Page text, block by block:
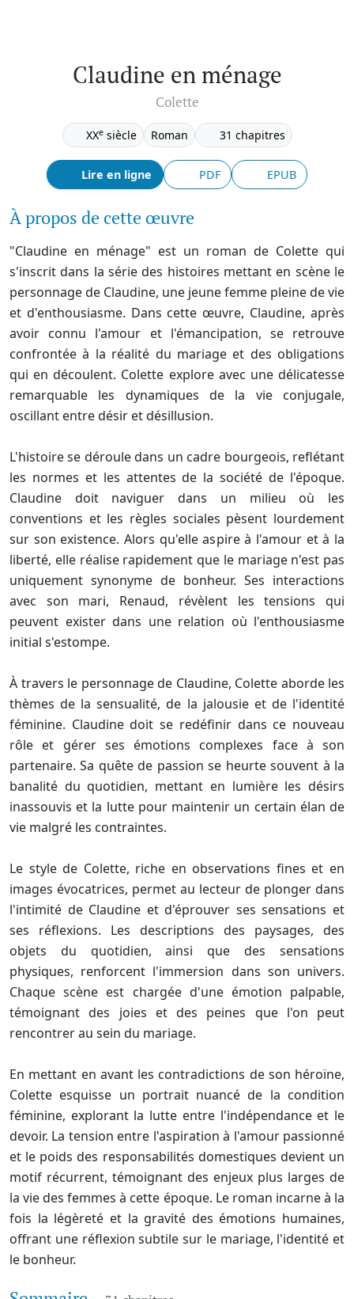
Claudine en ménage
Colette
XXe siècle Roman 31 chapitres
Lire en ligne PDF EPUB
À propos de cette œuvre
"Claudine en ménage" est un roman de Colette qui
s'inscrit dans la série des histoires mettant en scène le
personnage de Claudine, une jeune femme pleine de vie
et d'enthousiasme. Dans cette œuvre, Claudine, après
avoir connu l'amour et l'émancipation, se retrouve
confrontée à la réalité du mariage et des obligations
qui en découlent. Colette explore avec une délicatesse
remarquable les dynamiques de la vie conjugale,
oscillant entre désir et désillusion.
L'histoire se déroule dans un cadre bourgeois, reflétant
les normes et les attentes de la société de l'époque.
Claudine doit naviguer dans un milieu où les
conventions et les règles sociales pèsent lourdement
sur son existence. Alors qu'elle aspire à l'amour et à la
liberté, elle réalise rapidement que le mariage n'est pas
uniquement synonyme de bonheur. Ses interactions
avec son mari, Renaud, révèlent les tensions qui
peuvent exister dans une relation où l'enthousiasme
initial s'estompe.
À travers le personnage de Claudine, Colette aborde les
thèmes de la sensualité, de la jalousie et de l'identité
féminine. Claudine doit se redéfinir dans ce nouveau
rôle et gérer ses émotions complexes face à son
partenaire. Sa quête de passion se heurte souvent à la
banalité du quotidien, mettant en lumière les désirs
inassouvis et la lutte pour maintenir un certain élan de
vie malgré les contraintes.
Le style de Colette, riche en observations fines et en
images évocatrices, permet au lecteur de plonger dans
l'intimité de Claudine et d'éprouver ses sensations et
ses réflexions. Les descriptions des paysages, des
objets du quotidien, ainsi que des sensations
physiques, renforcent l'immersion dans son univers.
Chaque scène est chargée d'une émotion palpable,
témoignant des joies et des peines que l'on peut
rencontrer au sein du mariage.
En mettant en avant les contradictions de son héroïne,
Colette esquisse un portrait nuancé de la condition
féminine, explorant la lutte entre l'indépendance et le
devoir. La tension entre l'aspiration à l'amour passionné
et le poids des responsabilités domestiques devient un
motif récurrent, témoignant des enjeux plus larges de
la vie des femmes à cette époque. Le roman incarne à la
fois la légèreté et la gravité des émotions humaines,
offrant une réflexion subtile sur le mariage, l'identité et
le bonheur.